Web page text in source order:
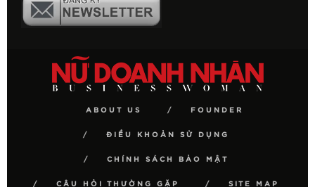
ABOUT US FOUNDER
ĐIỀU KHOẢN SỬ DỤNG
CHÍNH SÁCH BẢO MẬT
CÂU HỎI THƯỜNG GẶP SITE MAP